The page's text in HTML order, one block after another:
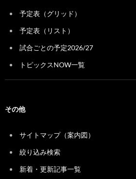
予定表（グリッド）
予定表（リスト）
試合ごとの予定2026/27
トピックスNOW一覧
その他
サイトマップ（案内図）
絞り込み検索
新着・更新記事一覧